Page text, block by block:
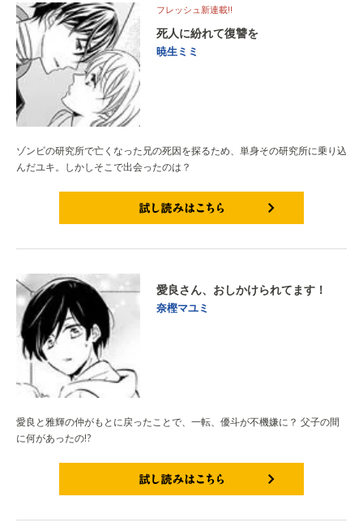
フレッシュ新連載!!
死人に紛れて復讐を
暁生ミミ
ゾンビの研究所で亡くなった兄の死因を探るため、単身その研究所に乗り込
んだユキ。しかしそこで出会ったのは？
愛良さん、おしかけられてます！
奈樫マユミ
愛良と雅輝の仲がもとに戻ったことで、一転、優斗が不機嫌に？ 父子の間
に何があったの!?